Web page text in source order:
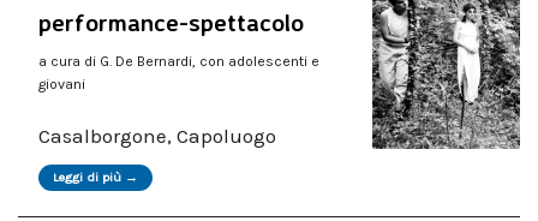
performance-spettacolo
a cura di G. De Bernardi, con adolescenti e
giovani
Casalborgone, Capoluogo
Leggi di più →